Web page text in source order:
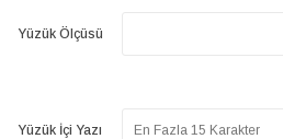
Yüzük Ölçüsü
Yüzük İçi Yazı